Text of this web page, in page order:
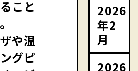
こと
や温
グピ
2026
年2
月
2026